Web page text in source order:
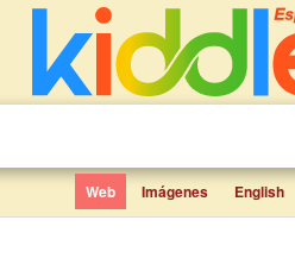
Web Imágenes English